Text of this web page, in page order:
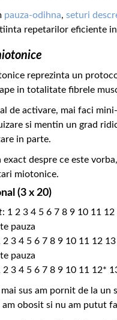
pauza-odihna, seturi
repetarilor eficiente
reprezinta un
in totalitate fibrele
de activare, mai faci
si mentin un grad
in parte.
exact despre ce este
miotonice.
(3 x 20)
: 1 2 3 4 5 6 7 8 9 10 11
pauza
2 3 4 5 6 7 8 9 10 11 12
pauza
2 3 4 5 6 7 8 9 10 11 12*
mai sus am pornit de la
am obosit si nu am putut